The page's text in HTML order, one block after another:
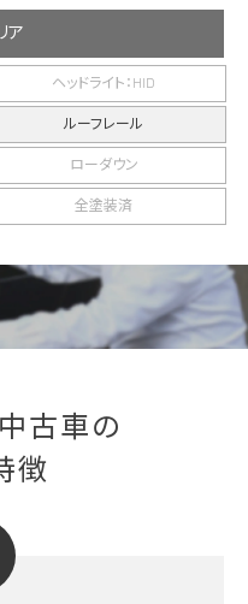
ア
ヘッドライト：HID
ルーフレール
ローダウン
全塗装済
古車の
徴